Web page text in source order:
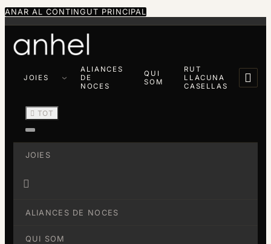
ANAR AL CONTINGUT PRINCIPAL
JOIES
ALIANCES
DE
NOCES
QUI
SOM
RUT
LLACUNA
CASELLAS

 TOT
JOIES

ALIANCES DE NOCES
QUI SOM